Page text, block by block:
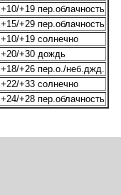
+10/+19 пер.облачность
+15/+29 пер.облачность
+10/+19 солнечно
+20/+30 дождь
+18/+26 пер.о./неб.джд.
+22/+33 солнечно
+24/+28 пер.облачность